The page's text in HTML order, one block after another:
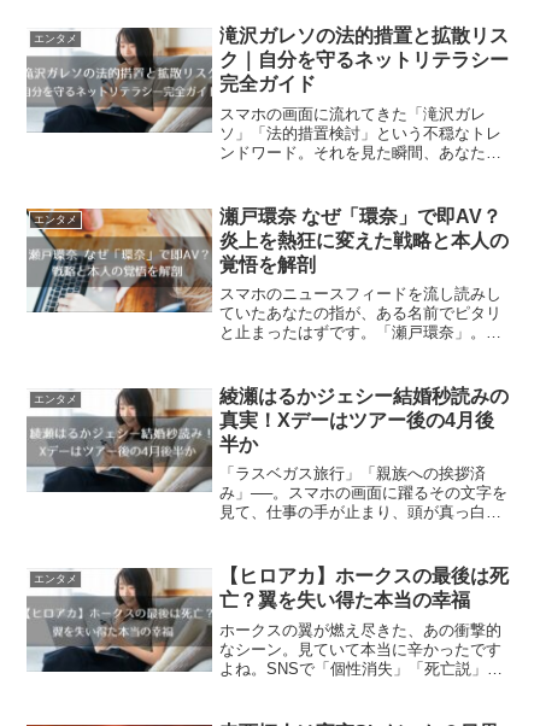
詞、今すぐ全部読みたい！」と感じたあ
なたのための記事です。こ...
エンタメ
滝沢ガレソの法的措置と拡散リス
ク｜自分を守るネットリテラシー
完全ガイド
スマホの画面に流れてきた「滝沢ガレ
ソ」「法的措置検討」という不穏なトレ
ンドワード。それを見た瞬間、あなたは
が拡散しているから」という軽い気持ち
で押したそのボタンが、数ヶ...
エンタメ
瀬戸環奈 なぜ「環奈」で即AV？
炎上を熱狂に変えた戦略と本人の
覚悟を解剖
スマホのニュースフィードを流し読みし
ていたあなたの指が、ある名前でピタリ
と止まったはずです。「瀬戸環奈」。一
「AVデビュー」という刺激的な単語に、
脳がバグを起こしたよう...
エンタメ
綾瀬はるかジェシー結婚秒読みの
真実！Xデーはツアー後の4月後
半か
「ラスベガス旅行」「親族への挨拶済
み」──。スマホの画面に躍るその文字を
見て、仕事の手が止まり、頭が真っ白に
を決めなきゃいけない」。そんな矛盾し
た感情に押しつぶされそうに...
エンタメ
【ヒロアカ】ホークスの最後は死
亡？翼を失い得た本当の幸福
ホークスの翼が燃え尽きた、あの衝撃的
なシーン。見ていて本当に辛かったです
よね。SNSで「個性消失」「死亡説」な